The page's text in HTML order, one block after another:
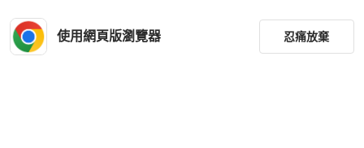
使用網頁版瀏覽器 忍痛放棄